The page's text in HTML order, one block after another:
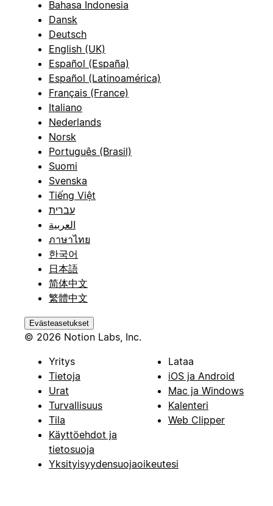
Bahasa Indonesia
Dansk
Deutsch
English (UK)
Español (España)
Español (Latinoamérica)
Français (France)
Italiano
Nederlands
Norsk
Português (Brasil)
Suomi
Svenska
Tiếng Việt
עברית
العربية
ภาษาไทย
한국어
日本語
简体中文
繁體中文
Evästeasetukset
© 2026 Notion Labs, Inc.
Yritys
Tietoja
Urat
Turvallisuus
Tila
Käyttöehdot ja
tietosuoja
Yksityisyydensuojaoikeutesi
Lataa
iOS ja Android
Mac ja Windows
Kalenteri
Web Clipper